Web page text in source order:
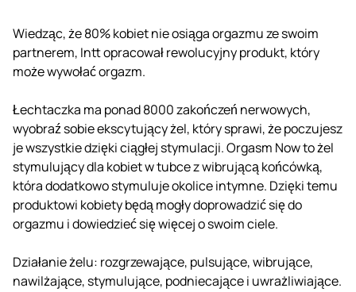
Wiedząc, że 80% kobiet nie osiąga orgazmu ze swoim
partnerem, Intt opracował rewolucyjny produkt, który
może wywołać orgazm.
Łechtaczka ma ponad 8000 zakończeń nerwowych,
wyobraź sobie ekscytujący żel, który sprawi, że poczujesz
je wszystkie dzięki ciągłej stymulacji. Orgasm Now to żel
stymulujący dla kobiet w tubce z wibrującą końcówką,
która dodatkowo stymuluje okolice intymne. Dzięki temu
produktowi kobiety będą mogły doprowadzić się do
orgazmu i dowiedzieć się więcej o swoim ciele.
Działanie żelu: rozgrzewające, pulsujące, wibrujące,
nawilżające, stymulujące, podniecające i uwrażliwiające.